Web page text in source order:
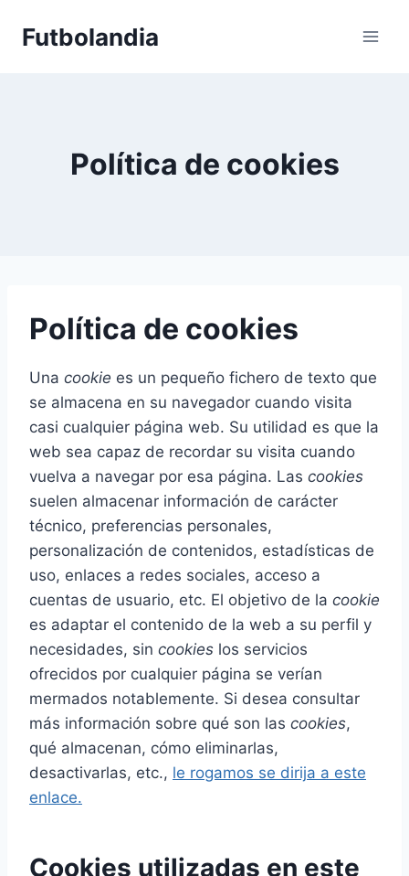
Futbolandia
Política de cookies
Política de cookies
Una cookie es un pequeño fichero de texto que
se almacena en su navegador cuando visita
casi cualquier página web. Su utilidad es que la
web sea capaz de recordar su visita cuando
vuelva a navegar por esa página. Las cookies
suelen almacenar información de carácter
técnico, preferencias personales,
personalización de contenidos, estadísticas de
uso, enlaces a redes sociales, acceso a
cuentas de usuario, etc. El objetivo de la cookie
es adaptar el contenido de la web a su perfil y
necesidades, sin cookies los servicios
ofrecidos por cualquier página se verían
mermados notablemente. Si desea consultar
más información sobre qué son las cookies,
qué almacenan, cómo eliminarlas,
desactivarlas, etc., le rogamos se dirija a este
enlace.
Cookies utilizadas en este